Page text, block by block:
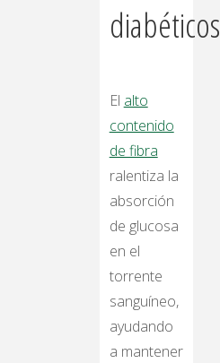
diabéticos
El alto
contenido
de fibra
ralentiza la
absorción
de glucosa
en el
torrente
sanguíneo,
ayudando
a mantener